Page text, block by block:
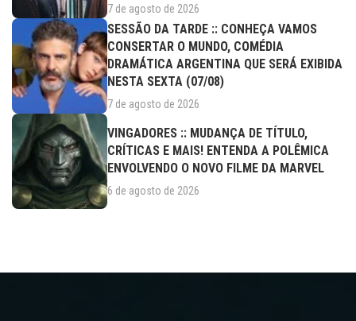
7 de agosto de 2026
SESSÃO DA TARDE :: CONHEÇA VAMOS
CONSERTAR O MUNDO, COMÉDIA
DRAMÁTICA ARGENTINA QUE SERÁ EXIBIDA
NESTA SEXTA (07/08)
7 de agosto de 2026
VINGADORES :: MUDANÇA DE TÍTULO,
CRÍTICAS E MAIS! ENTENDA A POLÊMICA
ENVOLVENDO O NOVO FILME DA MARVEL
6 de agosto de 2026